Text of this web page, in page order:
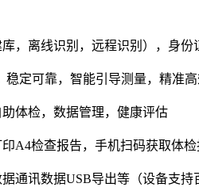
，离线识别，远程识别），身
稳定可靠，智能引导测量，精准
体检，数据管理，健康评估
A4检查报告，手机扫码获取体
通讯数据USB导出等（设备支持